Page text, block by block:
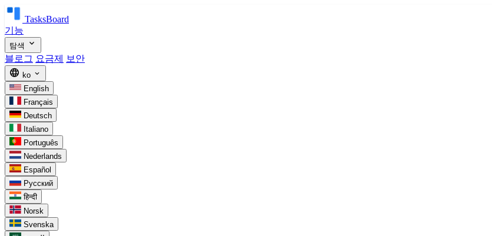
TasksBoard
기능
탐색 expand_more
블로그 요금제 보안
language ko expand_more
English
Français
Deutsch
Italiano
Português
Nederlands
Español
Русский
हिन्दी
Norsk
Svenska